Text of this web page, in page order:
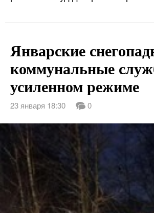
Январские
коммунальные
усиленном режиме
23 января 18:30 0